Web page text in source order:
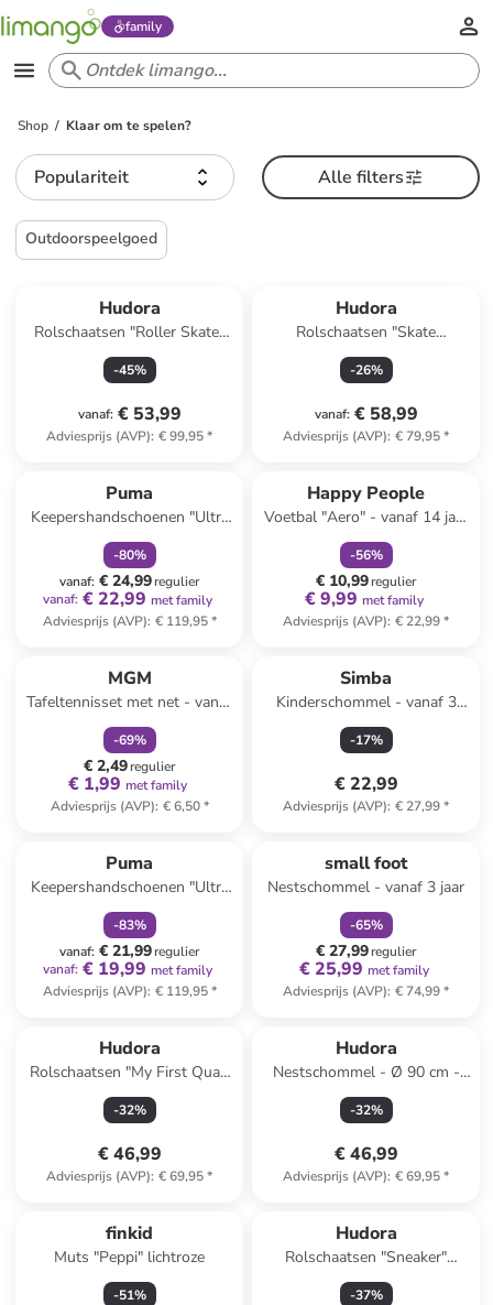
family
Shop Klaar om te spelen?
Populariteit Alle filters
Outdoorspeelgoed
Hudora
Rolschaatsen "Roller Skate"
lichtroze - vanaf 5 jaar
-45%
vanaf: € 53,99
Adviesprijs (AVP): € 99,95*
Hudora
Rolschaatsen "Skate
Wonders" lichtblauw/lichtroze
-26%
vanaf: € 58,99
Adviesprijs (AVP): € 79,95*
Puma
Keepershandschoenen "Ultra
Ultimate Hybrid" wit/blauw
-80%
vanaf: € 24,99regulier
vanaf: € 22,99 met family
Adviesprijs (AVP): € 119,95*
Happy People
Voetbal "Aero" - vanaf 14 jaar
(verrassingsproduct)
-56%
€ 10,99regulier
€ 9,99 met family
Adviesprijs (AVP): € 22,99*
MGM
Tafeltennisset met net - vanaf
6 jaar
-69%
€ 2,49regulier
€ 1,99 met family
Adviesprijs (AVP): € 6,50*
Simba
Kinderschommel - vanaf 3
maanden
-17%
€ 22,99
Adviesprijs (AVP): € 27,99*
Puma
Keepershandschoenen "Ultra
Ultimate Hybrid" wit
-83%
vanaf: € 21,99regulier
vanaf: € 19,99 met family
Adviesprijs (AVP): € 119,95*
small foot
Nestschommel - vanaf 3 jaar
-65%
€ 27,99regulier
€ 25,99 met family
Adviesprijs (AVP): € 74,99*
Hudora
Rolschaatsen "My First Quad
led" rood - vanaf 3 jaar
-32%
€ 46,99
Adviesprijs (AVP): € 69,95*
Hudora
Nestschommel - Ø 90 cm -
vanaf 3 jaar
-32%
€ 46,99
Adviesprijs (AVP): € 69,95*
finkid
Muts "Peppi" lichtroze
-51%
Hudora
Rolschaatsen "Sneaker"
donkerblauw
-37%